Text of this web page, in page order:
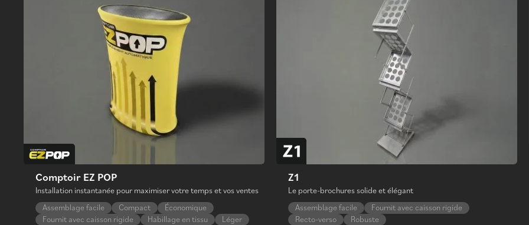
Comptoir EZ POP
Installation instantanée pour maximiser votre temps et vos ventes
Assemblage facile
Compact
Économique
Fournit avec caisson rigide
Habillage en tissu
Léger
Z1
Le porte-brochures solide et élégant
Assemblage facile
Fournit avec caisson rigide
Recto-verso
Robuste